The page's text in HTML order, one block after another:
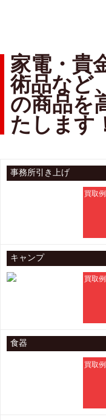
家電・貴
術品など
の商品を
たします
事務所引き上げ
買取
キャンプ
買取
食器
買取